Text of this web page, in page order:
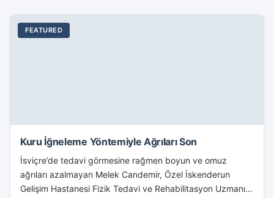
FEATURED
Kuru İğneleme Yöntemiyle Ağrıları Son
İsviçre’de tedavi görmesine rağmen boyun ve omuz
ağrıları azalmayan Melek Candemir, Özel İskenderun
Gelişim Hastanesi Fizik Tedavi ve Rehabilitasyon Uzmanı